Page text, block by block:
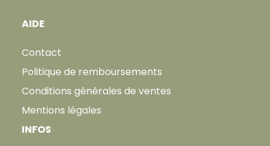
AIDE
Contact
Politique de remboursements
Conditions générales de ventes
Mentions légales
INFOS